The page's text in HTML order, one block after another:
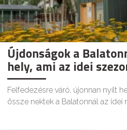
Újdonságok a
hely, ami az idei
Felfedezésre váró, újonnan nyílt
össze nektek a Balatonnál az idei